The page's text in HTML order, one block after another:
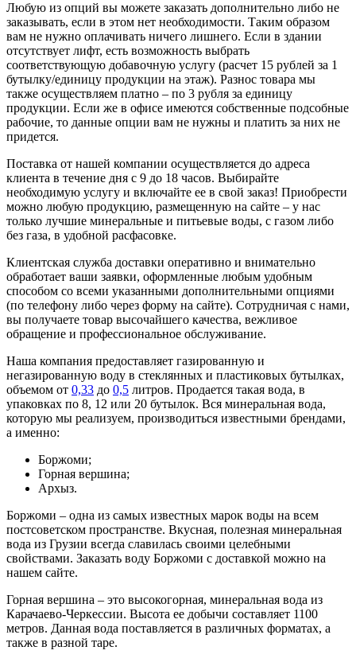
Любую из опций вы можете заказать дополнительно либо не
заказывать, если в этом нет необходимости. Таким образом
вам не нужно оплачивать ничего лишнего. Если в здании
отсутствует лифт, есть возможность выбрать
соответствующую добавочную услугу (расчет 15 рублей за 1
бутылку/единицу продукции на этаж). Разнос товара мы
также осуществляем платно – по 3 рубля за единицу
продукции. Если же в офисе имеются собственные подсобные
рабочие, то данные опции вам не нужны и платить за них не
придется.
Поставка от нашей компании осуществляется до адреса
клиента в течение дня с 9 до 18 часов. Выбирайте
необходимую услугу и включайте ее в свой заказ! Приобрести
можно любую продукцию, размещенную на сайте – у нас
только лучшие минеральные и питьевые воды, с газом либо
без газа, в удобной расфасовке.
Клиентская служба доставки оперативно и внимательно
обработает ваши заявки, оформленные любым удобным
способом со всеми указанными дополнительными опциями
(по телефону либо через форму на сайте). Сотрудничая с нами,
вы получаете товар высочайшего качества, вежливое
обращение и профессиональное обслуживание.
Наша компания предоставляет газированную и
негазированную воду в стеклянных и пластиковых бутылках,
объемом от 0,33 до 0,5 литров. Продается такая вода, в
упаковках по 8, 12 или 20 бутылок. Вся минеральная вода,
которую мы реализуем, производиться известными брендами,
а именно:
Боржоми;
Горная вершина;
Архыз.
Боржоми – одна из самых известных марок воды на всем
постсоветском пространстве. Вкусная, полезная минеральная
вода из Грузии всегда славилась своими целебными
свойствами. Заказать воду Боржоми с доставкой можно на
нашем сайте.
Горная вершина – это высокогорная, минеральная вода из
Карачаево-Черкессии. Высота ее добычи составляет 1100
метров. Данная вода поставляется в различных форматах, а
также в разной таре.